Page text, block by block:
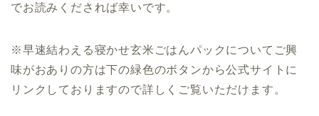
でお読みくだされば幸いです。
※早速結わえる寝かせ玄米ごはんパックについてご興
味がおありの方は下の緑色のボタンから公式サイトに
リンクしておりますので詳しくご覧いただけます。